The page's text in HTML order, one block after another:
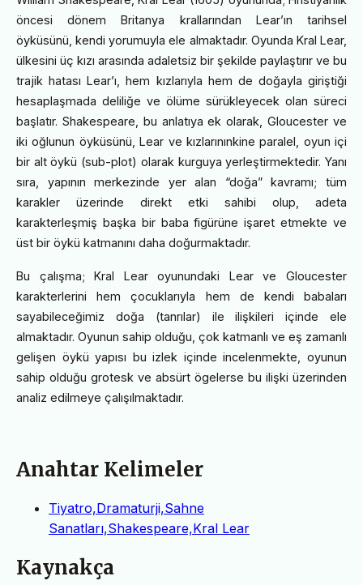
öncesi dönem Britanya krallarından Lear’ın tarihsel
öyküsünü, kendi yorumuyla ele almaktadır. Oyunda Kral Lear,
ülkesini üç kızı arasında adaletsiz bir şekilde paylaştırır ve bu
trajik hatası Lear’ı, hem kızlarıyla hem de doğayla giriştiği
hesaplaşmada deliliğe ve ölüme sürükleyecek olan süreci
başlatır. Shakespeare, bu anlatıya ek olarak, Gloucester ve
iki oğlunun öyküsünü, Lear ve kızlarınınkine paralel, oyun içi
bir alt öykü (sub-plot) olarak kurguya yerleştirmektedir. Yanı
sıra, yapının merkezinde yer alan “doğa” kavramı; tüm
karakler üzerinde direkt etki sahibi olup, adeta
karakterleşmiş başka bir baba figürüne işaret etmekte ve
üst bir öykü katmanını daha doğurmaktadır.
Bu çalışma; Kral Lear oyunundaki Lear ve Gloucester
karakterlerini hem çocuklarıyla hem de kendi babaları
sayabileceğimiz doğa (tanrılar) ile ilişkileri içinde ele
almaktadır. Oyunun sahip olduğu, çok katmanlı ve eş zamanlı
gelişen öykü yapısı bu izlek içinde incelenmekte, oyunun
sahip olduğu grotesk ve absürt ögelerse bu ilişki üzerinden
analiz edilmeye çalışılmaktadır.
Anahtar Kelimeler
Tiyatro,Dramaturji,Sahne
Sanatları,Shakespeare,Kral Lear
Kaynakça